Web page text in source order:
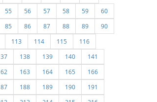
55 56 57 58 59
60
85 86 87 88 89
90
113 114 115
116
138 139 140
141
163 164 165
166
188 189 190
191